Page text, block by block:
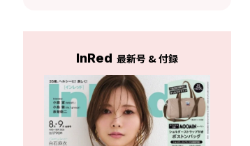
InRed 最新号 & 付録